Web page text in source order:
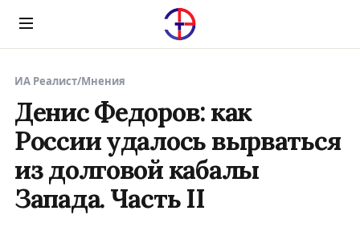
Menu
ИА Реалист/Мнения
Денис Федоров: как
России удалось вырваться
из долговой кабалы
Запада. Часть II